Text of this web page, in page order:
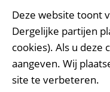
Deze website toont
Dergelijke partijen
cookies). Als u deze
aangeven. Wij
site te verbeteren.